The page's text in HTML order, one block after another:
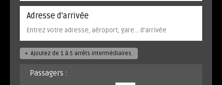
Adresse d'arrivée
Ajoutez de 1 à 5 arrêts intermédiaires.
+
Passagers :